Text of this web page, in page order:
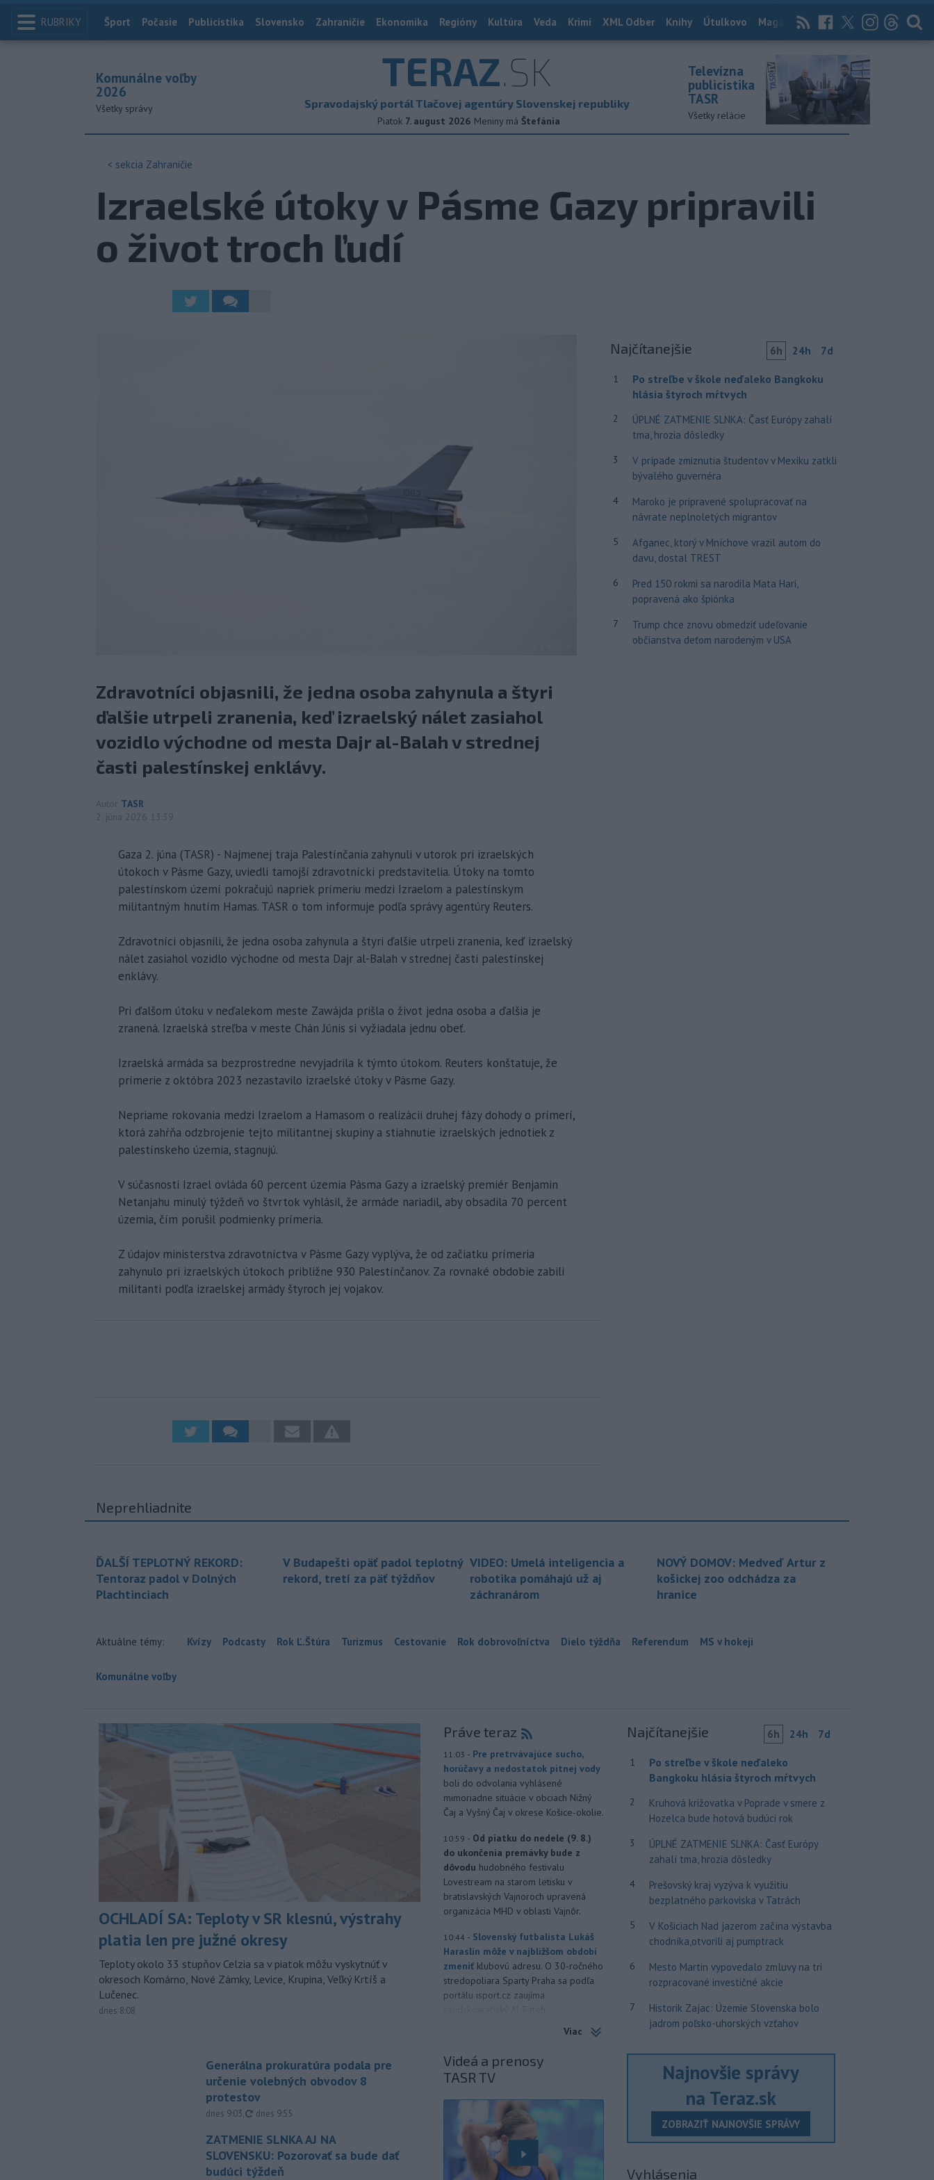
RUBRIKY Index
Šport Počasie Publicistika Slovensko Zahraničie Ekonomika Regióny Kultúra Veda Krimi XML Odber Knihy Útulkovo Magazín News Now Archív
TERAZ.SK
Spravodajský portál Tlačovej agentúry Slovenskej republiky
Piatok 7. august 2026 Meniny má Štefánia
Komunálne voľby
2026
Všetky správy
Televízna
publicistika
TASR
Všetky relácie
< sekcia Zahraničie
Izraelské útoky v Pásme Gazy pripravili
o život troch ľudí
Zdravotníci objasnili, že jedna osoba zahynula a štyri
ďalšie utrpeli zranenia, keď izraelský nálet zasiahol
vozidlo východne od mesta Dajr al-Balah v strednej
časti palestínskej enklávy.
Autor TASR
2. júna 2026 13:39
Gaza 2. júna (TASR) - Najmenej traja Palestínčania zahynuli v utorok pri izraelských
útokoch v Pásme Gazy, uviedli tamojší zdravotnícki predstavitelia. Útoky na tomto
palestínskom území pokračujú napriek prímeriu medzi Izraelom a palestínskym
militantným hnutím Hamas. TASR o tom informuje podľa správy agentúry Reuters.
Zdravotníci objasnili, že jedna osoba zahynula a štyri ďalšie utrpeli zranenia, keď izraelský
nálet zasiahol vozidlo východne od mesta Dajr al-Balah v strednej časti palestínskej
enklávy.
Pri ďalšom útoku v neďalekom meste Zawájda prišla o život jedna osoba a ďalšia je
zranená. Izraelská streľba v meste Chán Júnis si vyžiadala jednu obeť.
Izraelská armáda sa bezprostredne nevyjadrila k týmto útokom. Reuters konštatuje, že
prímerie z októbra 2023 nezastavilo izraelské útoky v Pásme Gazy.
Nepriame rokovania medzi Izraelom a Hamasom o realizácii druhej fázy dohody o prímerí,
ktorá zahŕňa odzbrojenie tejto militantnej skupiny a stiahnutie izraelských jednotiek z
palestínskeho územia, stagnujú.
V súčasnosti Izrael ovláda 60 percent územia Pásma Gazy a izraelský premiér Benjamin
Netanjahu minulý týždeň vo štvrtok vyhlásil, že armáde nariadil, aby obsadila 70 percent
územia, čím porušil podmienky prímeria.
Z údajov ministerstva zdravotníctva v Pásme Gazy vyplýva, že od začiatku prímeria
zahynulo pri izraelských útokoch približne 930 Palestínčanov. Za rovnaké obdobie zabili
militanti podľa izraelskej armády štyroch jej vojakov.
Najčítanejšie 6h 24h 7d
1
Po streľbe v škole neďaleko Bangkoku
hlásia štyroch mŕtvych
2
ÚPLNÉ ZATMENIE SLNKA: Časť Európy zahalí
tma, hrozia dôsledky
3
V prípade zmiznutia študentov v Mexiku zatkli
bývalého guvernéra
4
Maroko je pripravené spolupracovať na
návrate neplnoletých migrantov
5
Afganec, ktorý v Mníchove vrazil autom do
davu, dostal TREST
6
Pred 150 rokmi sa narodila Mata Hari,
popravená ako špiónka
7
Trump chce znovu obmedziť udeľovanie
občianstva deťom narodeným v USA
Neprehliadnite
ĎALŠÍ TEPLOTNÝ REKORD:
Tentoraz padol v Dolných
Plachtinciach
V Budapešti opäť padol teplotný
rekord, tretí za päť týždňov
VIDEO: Umelá inteligencia a
robotika pomáhajú už aj
záchranárom
NOVÝ DOMOV: Medveď Artur z
košickej zoo odchádza za
hranice
Aktuálne témy: Kvízy Podcasty Rok Ľ.Štúra Turizmus Cestovanie Rok dobrovoľníctva Dielo týždňa Referendum MS v hokeji
Komunálne voľby
OCHLADÍ SA: Teploty v SR klesnú, výstrahy
platia len pre južné okresy
Teploty okolo 33 stupňov Celzia sa v piatok môžu vyskytnúť v
okresoch Komárno, Nové Zámky, Levice, Krupina, Veľký Krtíš a
Lučenec.
dnes 8:08
Generálna prokuratúra podala pre
určenie volebných obvodov 8
protestov
dnes 9:03, aktualizované
dnes 9:55
ZATMENIE SLNKA AJ NA
SLOVENSKU: Pozorovať sa bude dať
budúci týždeň
Práve teraz
11:03 - Pre pretrvávajúce sucho,
horúčavy a nedostatok pitnej vody
boli do odvolania vyhlásené
mimoriadne situácie v obciach Nižný
Čaj a Vyšný Čaj v okrese Košice-okolie.
10:59 - Od piatku do nedele (9. 8.)
do ukončenia premávky bude z
dôvodu hudobného festivalu
Lovestream na starom letisku v
bratislavských Vajnoroch upravená
organizácia MHD v oblasti Vajnôr.
10:44 - Slovenský futbalista Lukáš
Haraslín môže v najbližšom období
zmeniť klubovú adresu. O 30-ročného
stredopoliara Sparty Praha sa podľa
portálu isport.cz zaujíma
Vo veku 94 rokov zomrela 29.
členka Slovenského komorného
divadla (SKD) v Martine Helena
Národná diaľničná
spoločnosť (NDS) ukončila výmenu
mostného záveru na ľavej strane
mosta Lanfranconi, ktorý je súčasťou
Viac
Videá a prenosy
TASR TV
Najčítanejšie 6h 24h 7d
1
Po streľbe v škole neďaleko
Bangkoku hlásia štyroch mŕtvych
2
Kruhová križovatka v Poprade v smere z
Hozelca bude hotová budúci rok
3
ÚPLNÉ ZATMENIE SLNKA: Časť Európy
zahalí tma, hrozia dôsledky
4
Prešovský kraj vyzýva k využitiu
bezplatného parkoviska v Tatrách
5
V Košiciach Nad jazerom začína výstavba
chodníka,otvorili aj pumptrack
6
Mesto Martin vypovedalo zmluvy na tri
rozpracované investičné akcie
7
Historik Zajac: Územie Slovenska bolo
jadrom poľsko-uhorských vzťahov
Najnovšie správy
na Teraz.sk
ZOBRAZIŤ NAJNOVŠIE SPRÁVY
Vyhlásenia